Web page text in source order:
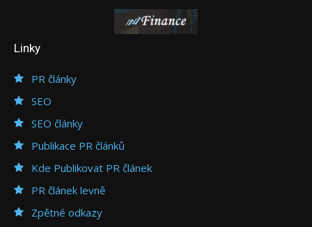
Linky
PR články
SEO
SEO články
Publikace PR článků
Kde Publikovat PR článek
PR článek levně
Zpětné odkazy